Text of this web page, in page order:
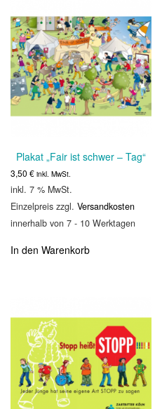
Plakat „Fair ist schwer – Tag“
3,50 € inkl. MwSt.
inkl. 7 % MwSt.
Einzelpreis zzgl. Versandkosten
innerhalb von 7 - 10 Werktagen
In den Warenkorb